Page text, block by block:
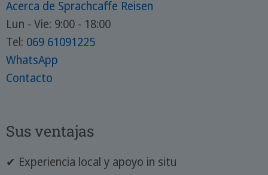
Acerca de Sprachcaffe Reisen
Lun - Vie: 9:00 - 18:00
Tel: 069 61091225
WhatsApp
Contacto
Sus ventajas
✔ Experiencia local y apoyo in situ